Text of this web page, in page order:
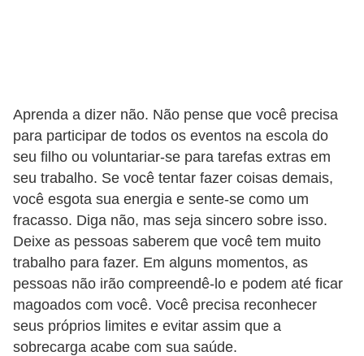
Aprenda a dizer não. Não pense que você precisa
para participar de todos os eventos na escola do
seu filho ou voluntariar-se para tarefas extras em
seu trabalho. Se você tentar fazer coisas demais,
você esgota sua energia e sente-se como um
fracasso. Diga não, mas seja sincero sobre isso.
Deixe as pessoas saberem que você tem muito
trabalho para fazer. Em alguns momentos, as
pessoas não irão compreendê-lo e podem até ficar
magoados com você. Você precisa reconhecer
seus próprios limites e evitar assim que a
sobrecarga acabe com sua saúde.
s
i
c
o
s
M
o
d
a
m